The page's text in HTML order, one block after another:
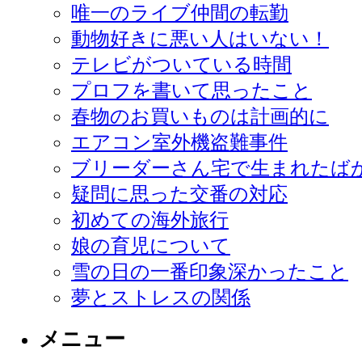
唯一のライブ仲間の転勤
動物好きに悪い人はいない！
テレビがついている時間
プロフを書いて思ったこと
春物のお買いものは計画的に
エアコン室外機盗難事件
ブリーダーさん宅で生まれたば
疑問に思った交番の対応
初めての海外旅行
娘の育児について
雪の日の一番印象深かったこと
夢とストレスの関係
メニュー